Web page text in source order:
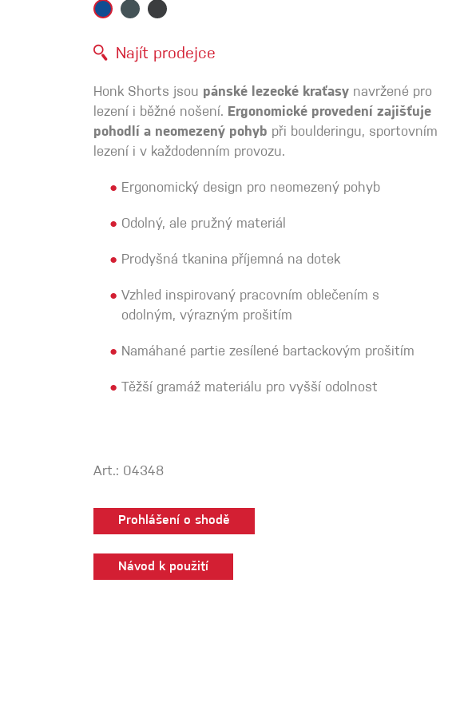
Spárové rukavice
Muži Kalhoty
Najít prodejce
Honk Shorts jsou pánské lezecké kraťasy navržené pro
lezení i běžné nošení. Ergonomické provedení zajišťuje
pohodlí a neomezený pohyb při boulderingu, sportovním
lezení i v každodenním provozu.
● Ergonomický design pro neomezený pohyb
● Odolný, ale pružný materiál
● Prodyšná tkanina příjemná na dotek
● Vzhled inspirovaný pracovním oblečením s
odolným, výrazným prošitím
● Namáhané partie zesílené bartackovým prošitím
● Těžší gramáž materiálu pro vyšší odolnost
Art.: 04348
Prohlášení o shodě
Návod k použití